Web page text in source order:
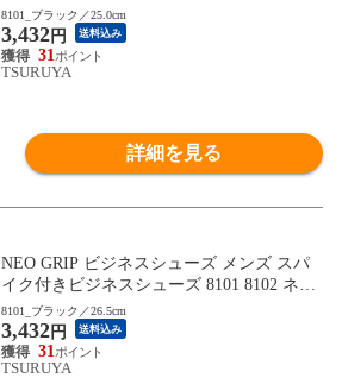
グリップ 2025秋冬
8101_ブラック／25.0cm
3,432円 送料込み
31
TSURUYA
詳細を見る
NEO GRIP ビジネスシューズ メンズ スパ
イク付きビジネスシューズ 8101 8102 ネオ
グリップ 2025秋冬
8101_ブラック／26.5cm
3,432円 送料込み
31
TSURUYA